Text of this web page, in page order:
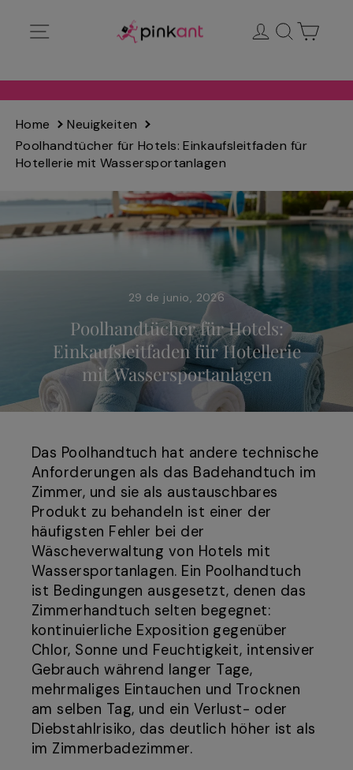
directamente
Ingresar
Buscar
Home
Neuigkeiten
Poolhandtücher für Hotels: Einkaufsleitfaden für
Hotellerie mit Wassersportanlagen
29 de junio, 2026
Poolhandtücher für Hotels:
Einkaufsleitfaden für Hotellerie
mit Wassersportanlagen
Das Poolhandtuch hat andere technische
Anforderungen als das Badehandtuch im
Zimmer, und sie als austauschbares
Produkt zu behandeln ist einer der
häufigsten Fehler bei der
Wäscheverwaltung von Hotels mit
Wassersportanlagen. Ein Poolhandtuch
ist Bedingungen ausgesetzt, denen das
Zimmerhandtuch selten begegnet:
kontinuierliche Exposition gegenüber
Chlor, Sonne und Feuchtigkeit, intensiver
Gebrauch während langer Tage,
mehrmaliges Eintauchen und Trocknen
am selben Tag, und ein Verlust- oder
Diebstahlrisiko, das deutlich höher ist als
im Zimmerbadezimmer.